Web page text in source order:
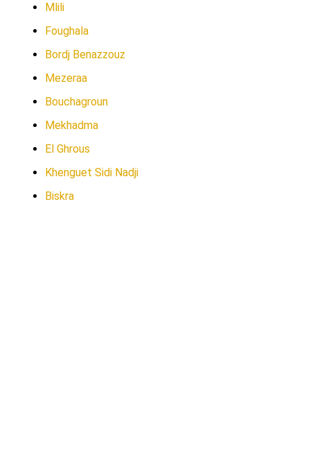
Mlili
Foughala
Bordj Benazzouz
Mezeraa
Bouchagroun
Mekhadma
El Ghrous
Khenguet Sidi Nadji
Biskra